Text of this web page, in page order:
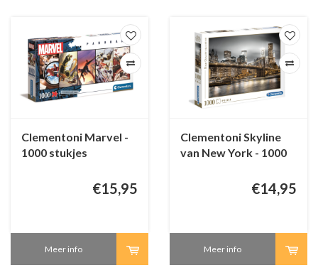
Clementoni Marvel -
1000 stukjes
€15,95
Meer info
Clementoni Skyline
van New York - 1000
€14,95
Meer info